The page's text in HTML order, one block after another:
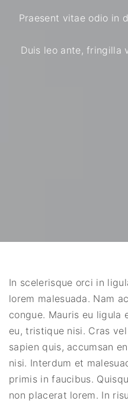
Praesent vitae odio in
Duis leo ante, fringilla
In scelerisque orci in
lorem malesuada. Nam
congue. Mauris eu ligula
eu, tristique nisi. Cras
sapien quis, accumsan
nisi. Interdum et
primis in faucibus.
non placerat lorem. In